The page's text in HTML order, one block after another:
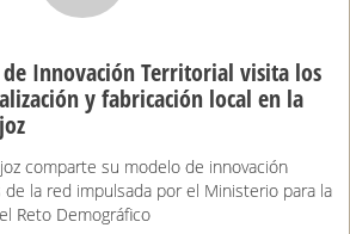
de Innovación Territorial visita los
y fabricación local en la
comparte su modelo de innovación
la red impulsada por el Ministerio para la
Reto Demográfico